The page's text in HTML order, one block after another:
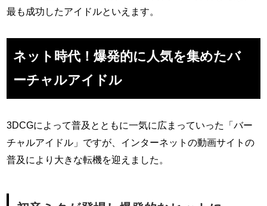
最も成功したアイドルといえます。
ネット時代！爆発的に人気を集めたバ
ーチャルアイドル
3DCGによって普及とともに一気に広まっていった「バー
チャルアイドル」ですが、インターネットの動画サイトの
普及により大きな転機を迎えました。